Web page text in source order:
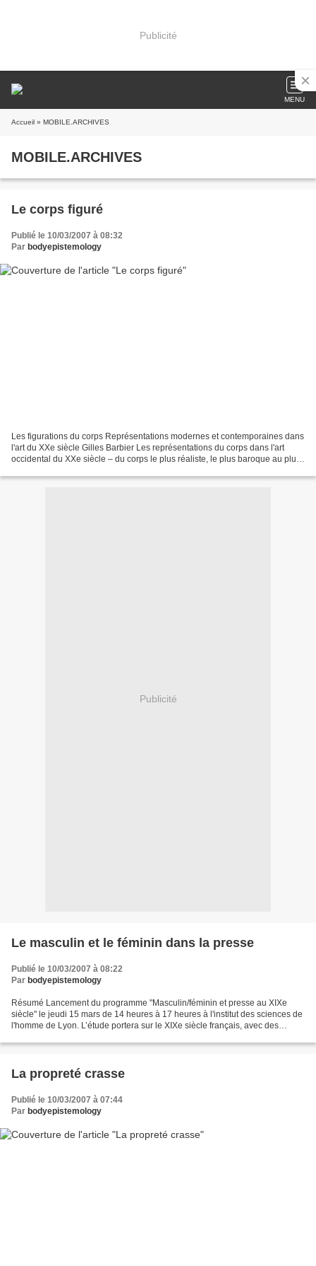
Publicité
MENU
Accueil » MOBILE.ARCHIVES
MOBILE.ARCHIVES
Le corps figuré
Publié le 10/03/2007 à 08:32
Par bodyepistemology
Les figurations du corps Représentations modernes et contemporaines dans
l'art du XXe siècle Gilles Barbier Les représentations du corps dans l'art
occidental du XXe siècle – du corps le plus réaliste, le plus baroque au plus
Publicité
Le masculin et le féminin dans la presse
Publié le 10/03/2007 à 08:22
Par bodyepistemology
Résumé Lancement du programme "Masculin/féminin et presse au XIXe
siècle" le jeudi 15 mars de 14 heures à 17 heures à l'institut des sciences de
l'homme de Lyon. L’étude portera sur le XIXe siècle français, avec des
La propreté crasse
Publié le 10/03/2007 à 07:44
Par bodyepistemology